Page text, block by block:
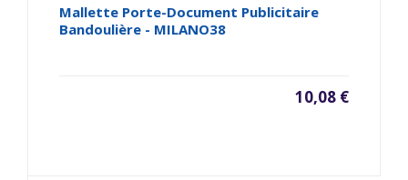
Mallette Porte-Document Publicitaire
Bandoulière - MILANO38
10,08 €